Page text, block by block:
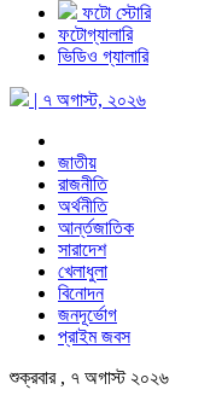
ফটো স্টোরি
ফটোগ্যালারি
ভিডিও গ্যালারি
| ৭ অগাস্ট, ২০২৬
জাতীয়
রাজনীতি
অর্থনীতি
আর্ন্তজাতিক
সারাদেশ
খেলাধুলা
বিনোদন
জনদূর্ভোগ
প্রাইম জবস
শুক্রবার , ৭ অগাস্ট ২০২৬